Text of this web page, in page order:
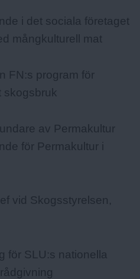
i det sociala företaget
mångkulturell mat
FN:s program för
skogsbruk
av Permakultur
för Permakultur i
vid Skogsstyrelsen,
för SLU:s nationella